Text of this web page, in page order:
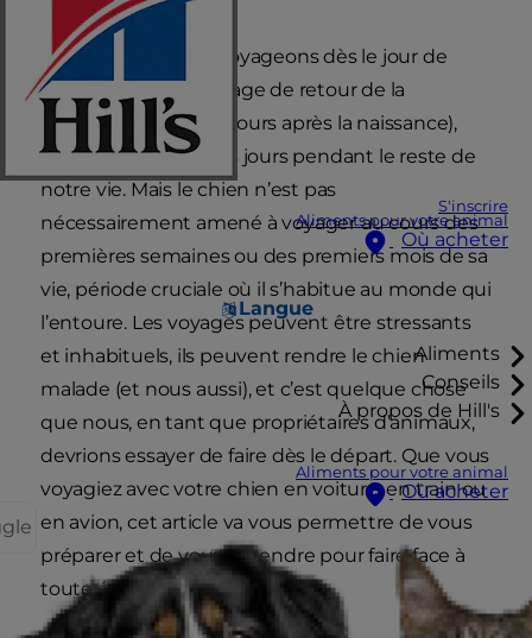
S'inscrire
Aliments pour votre animal
Où acheter
Langue
Aliments
Conseils
À propos de Hill's
Aliments pour votre animal
Où acheter
Nous, les humains, voyageons dès le jour de
notre naissance (voyage de retour de la
maternité quelques jours après la naissance),
puis presque tous les jours pendant le reste de
notre vie. Mais le chien n’est pas
nécessairement amené à voyager au cours des
premières semaines ou des premiers mois de sa
vie, période cruciale où il s’habitue au monde qui
l’entoure. Les voyages peuvent être stressants
et inhabituels, ils peuvent rendre le chien
malade (et nous aussi), et c’est quelque chose
que nous, en tant que propriétaires d’animaux,
devrions essayer de faire dès le départ. Que vous
voyagiez avec votre chien en voiture, en train ou
en avion, cet article va vous permettre de vous
préparer et de vous détendre pour faire face à
toute éventualité.